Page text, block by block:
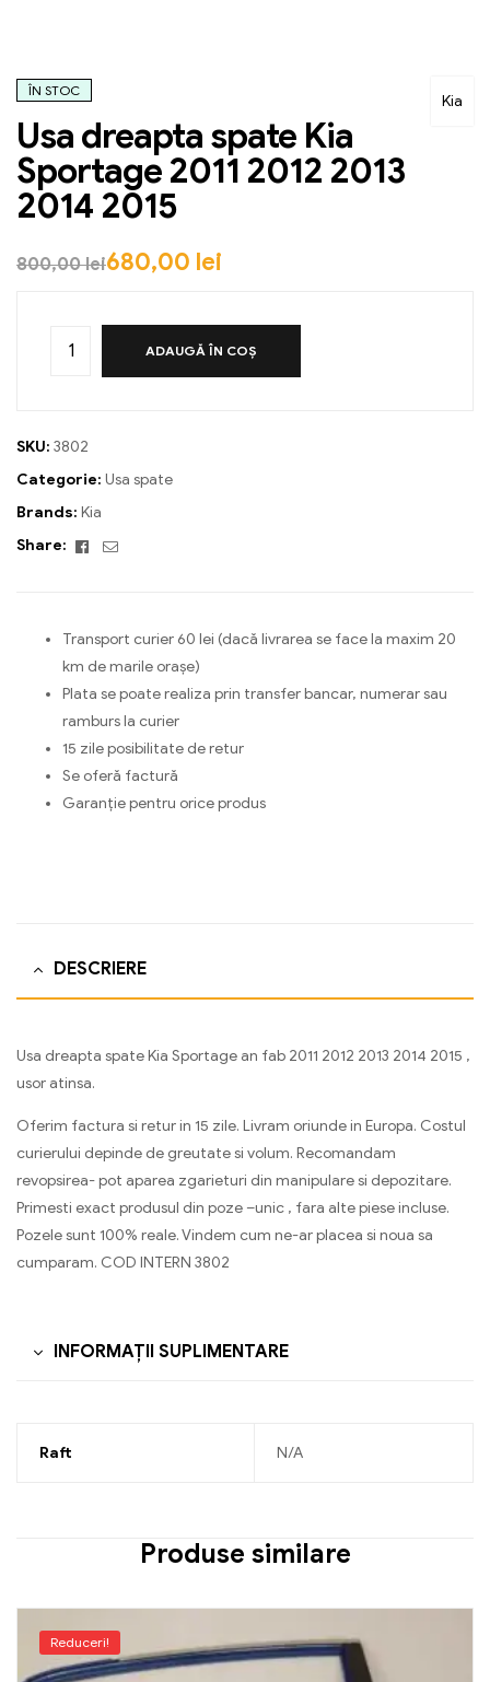
Kia
ÎN STOC
Usa dreapta spate Kia
Sportage 2011 2012 2013
2014 2015
800,00lei680,00 lei
ADAUGĂ ÎN COȘ
SKU: 3802
Categorie: Usa spate
Brands: Kia
Share:
Facebook
Email
Transport curier 60 lei (dacă livrarea se face la maxim 20
km de marile orașe)
Plata se poate realiza prin transfer bancar, numerar sau
ramburs la curier
15 zile posibilitate de retur
Se oferă factură
Garanție pentru orice produs
DESCRIERE
Usa dreapta spate Kia Sportage an fab 2011 2012 2013 2014 2015 ,
usor atinsa.
Oferim factura si retur in 15 zile. Livram oriunde in Europa. Costul
curierului depinde de greutate si volum. Recomandam
revopsirea- pot aparea zgarieturi din manipulare si depozitare.
Primesti exact produsul din poze –unic , fara alte piese incluse.
Pozele sunt 100% reale. Vindem cum ne-ar placea si noua sa
cumparam. COD INTERN 3802
INFORMAȚII SUPLIMENTARE
Raft N/A
Produse similare
Reduceri!